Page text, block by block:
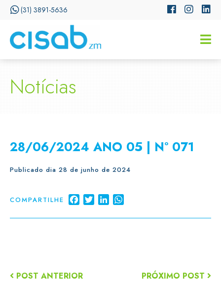
(31) 3891-5636
Notícias
28/06/2024 ANO 05 | Nº 071
Publicado dia 28 de junho de 2024
COMPARTILHE FacebookTwitterLinkedIn
POST ANTERIOR PRÓXIMO POST
CISSA